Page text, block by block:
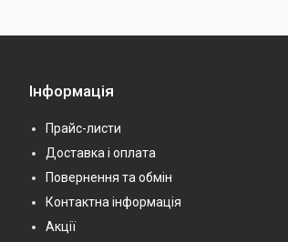
Інформація
Прайс-листи
Доставка і оплата
Повернення та обмін
Контактна інформація
Акції